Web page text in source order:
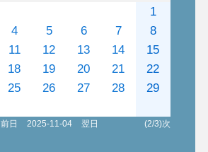
1
4 5 6 7
8
11 12 13 14
15
18 19 20 21
22
25 26 27 28
29
前日 2025-11-04 翌日 (2/3)次